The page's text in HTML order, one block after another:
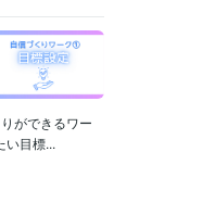
年
ができるワー
い目標...